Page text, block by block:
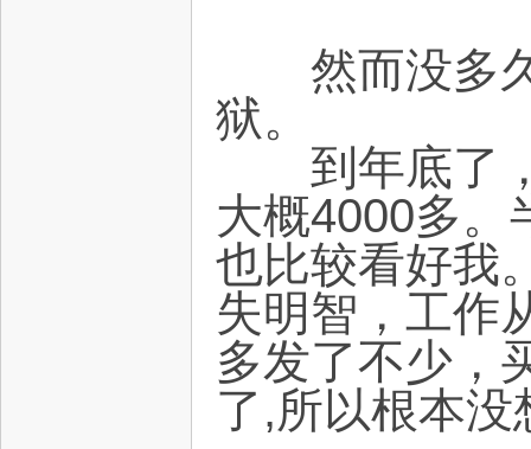
然而没多久
狱。
到年底了，
大概4000多。
也比较看好我
失明智，工作
多发了不少，
了,所以根本